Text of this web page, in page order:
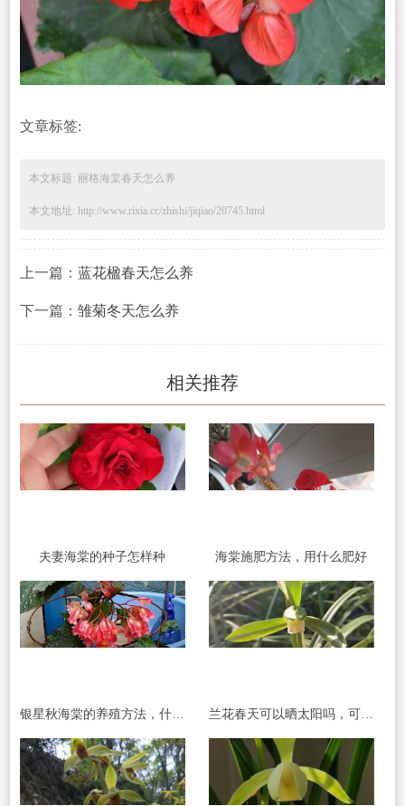
文章标签:
本文标题: 丽格海棠春天怎么养
本文地址: http://www.rixia.cc/zhishi/jiqiao/20745.html
上一篇： 蓝花楹春天怎么养
下一篇： 雏菊冬天怎么养
相关推荐
夫妻海棠的种子怎样种 海棠施肥方法，用什么肥好
银星秋海棠的养殖方法，什么时候开花 兰花春天可以晒太阳吗，可以淋雨吗.